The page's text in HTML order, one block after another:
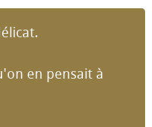
en pensait à